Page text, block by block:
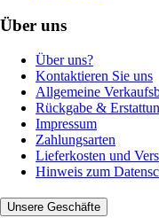
Über uns
Über uns?
Kontaktieren Sie uns
Allgemeine
Rückgabe &
Impressum
Zahlungsarten
Lieferkosten und
Hinweis zum
Unsere Geschäfte